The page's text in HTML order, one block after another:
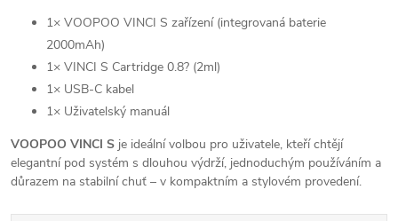
1× VOOPOO VINCI S zařízení (integrovaná baterie
2000mAh)
1× VINCI S Cartridge 0.8? (2ml)
1× USB-C kabel
1× Uživatelský manuál
VOOPOO VINCI S je ideální volbou pro uživatele, kteří chtějí
elegantní pod systém s dlouhou výdrží, jednoduchým používáním a
důrazem na stabilní chuť – v kompaktním a stylovém provedení.